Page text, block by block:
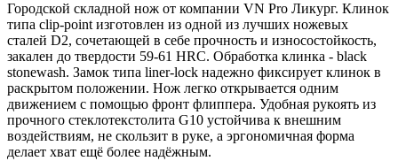
Городской складной нож от компании VN Pro Ликург. Клинок
типа clip-point изготовлен из одной из лучших ножевых
сталей D2, сочетающей в себе прочность и износостойкость,
закален до твердости 59-61 HRC. Обработка клинка - black
stonewash. Замок типа liner-lock надежно фиксирует клинок в
раскрытом положении. Нож легко открывается одним
движением с помощью фронт флиппера. Удобная рукоять из
прочного стеклотекстолита G10 устойчива к внешним
воздействиям, не скользит в руке, а эргономичная форма
делает хват ещё более надёжным.